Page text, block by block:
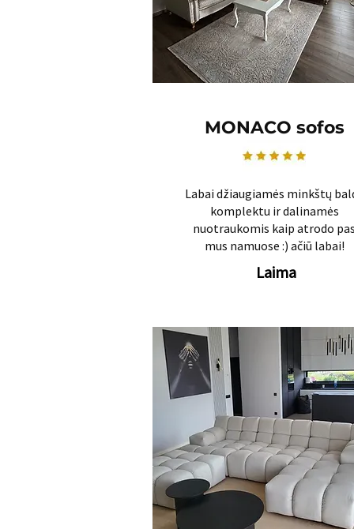
MONACO sofos
Labai džiaugiamės minkštų
komplektu ir dalinamės
nuotraukomis kaip atrodo
mus namuose :) ačiū labai!
Laima